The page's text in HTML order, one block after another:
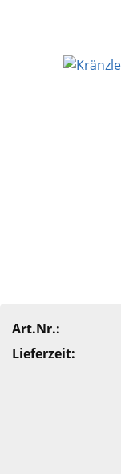
Art.Nr.:
Lieferzeit: